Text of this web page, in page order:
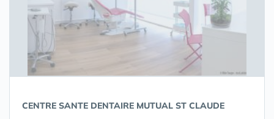
CENTRE SANTE DENTAIRE MUTUAL ST CLAUDE